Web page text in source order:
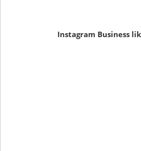
Instagram Business